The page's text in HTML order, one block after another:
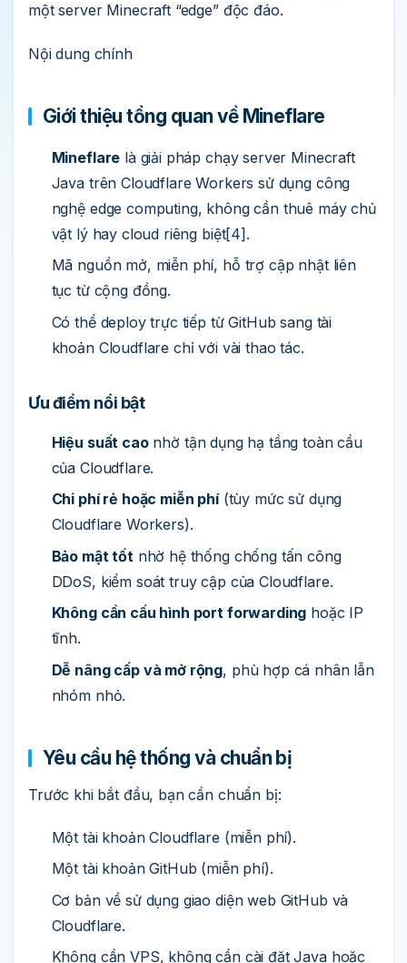
một server Minecraft “edge” độc đáo.
Nội dung chính
Giới thiệu tổng quan về Mineflare
Mineflare là giải pháp chạy server Minecraft
Java trên Cloudflare Workers sử dụng công
nghệ edge computing, không cần thuê máy chủ
vật lý hay cloud riêng biệt[4].
Mã nguồn mở, miễn phí, hỗ trợ cập nhật liên
tục từ cộng đồng.
Có thể deploy trực tiếp từ GitHub sang tài
khoản Cloudflare chỉ với vài thao tác.
Ưu điểm nổi bật
Hiệu suất caonhờ tận dụng hạ tầng toàn cầu
của Cloudflare.
Chi phí rẻ hoặc miễn phí(tùy mức sử dụng
Cloudflare Workers).
Bảo mật tốt nhờ hệ thống chống tấn công
DDoS, kiểm soát truy cập của Cloudflare.
Không cần cấu hình port forwarding hoặc IP
tĩnh.
Dễ nâng cấp và mở rộng, phù hợp cá nhân lẫn
nhóm nhỏ.
Yêu cầu hệ thống và chuẩn bị
Trước khi bắt đầu, bạn cần chuẩn bị:
Một tài khoản Cloudflare (miễn phí).
Một tài khoản GitHub (miễn phí).
Cơ bản về sử dụng giao diện web GitHub và
Cloudflare.
Không cần VPS, không cần cài đặt Java hoặc